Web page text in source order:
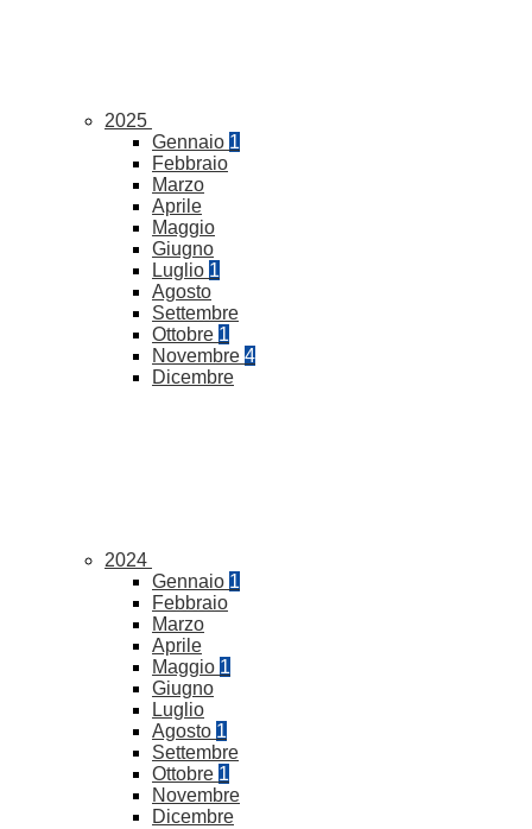
2025
Gennaio 1
Febbraio
Marzo
Aprile
Maggio
Giugno
Luglio 1
Agosto
Settembre
Ottobre 1
Novembre 4
Dicembre
2024
Gennaio 1
Febbraio
Marzo
Aprile
Maggio 1
Giugno
Luglio
Agosto 1
Settembre
Ottobre 1
Novembre
Dicembre